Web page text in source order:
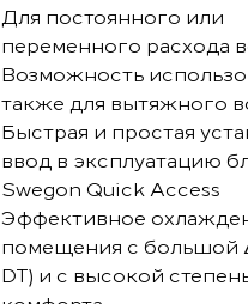
Для постоянного или
переменного расхода
Возможность
также для вытяжного
Быстрая и простая
ввод в эксплуатацию
Swegon Quick Access
Эффективное
помещения с большой
DT) и с высокой